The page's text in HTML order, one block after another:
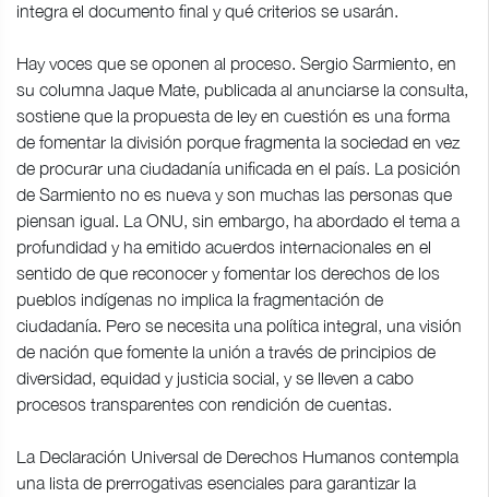
integra el documento final y qué criterios se usarán.
Hay voces que se oponen al proceso. Sergio Sarmiento, en
su columna Jaque Mate, publicada al anunciarse la consulta,
sostiene que la propuesta de ley en cuestión es una forma
de fomentar la división porque fragmenta la sociedad en vez
de procurar una ciudadanía unificada en el país. La posición
de Sarmiento no es nueva y son muchas las personas que
piensan igual. La ONU, sin embargo, ha abordado el tema a
profundidad y ha emitido acuerdos internacionales en el
sentido de que reconocer y fomentar los derechos de los
pueblos indígenas no implica la fragmentación de
ciudadanía. Pero se necesita una política integral, una visión
de nación que fomente la unión a través de principios de
diversidad, equidad y justicia social, y se lleven a cabo
procesos transparentes con rendición de cuentas.
La Declaración Universal de Derechos Humanos contempla
una lista de prerrogativas esenciales para garantizar la